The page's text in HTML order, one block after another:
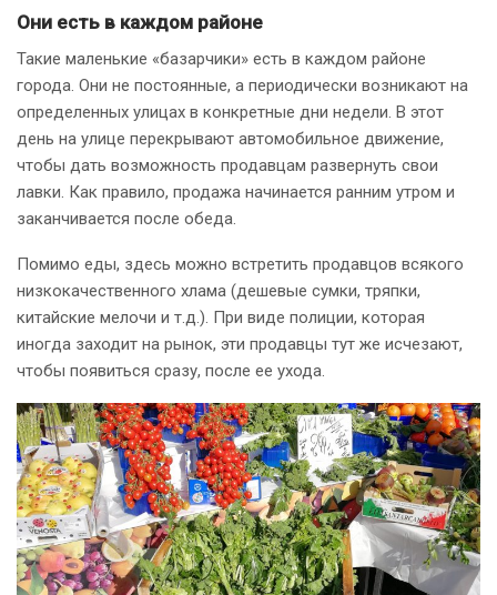
Они есть в каждом районе
Такие маленькие «базарчики» есть в каждом районе
города. Они не постоянные, а периодически возникают на
определенных улицах в конкретные дни недели. В этот
день на улице перекрывают автомобильное движение,
чтобы дать возможность продавцам развернуть свои
лавки. Как правило, продажа начинается ранним утром и
заканчивается после обеда.
Помимо еды, здесь можно встретить продавцов всякого
низкокачественного хлама (дешевые сумки, тряпки,
китайские мелочи и т.д.). При виде полиции, которая
иногда заходит на рынок, эти продавцы тут же исчезают,
чтобы появиться сразу, после ее ухода.